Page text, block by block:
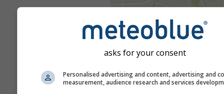
asks for your consent
Personalised advertising and content, advertising and
measurement, audience research and services